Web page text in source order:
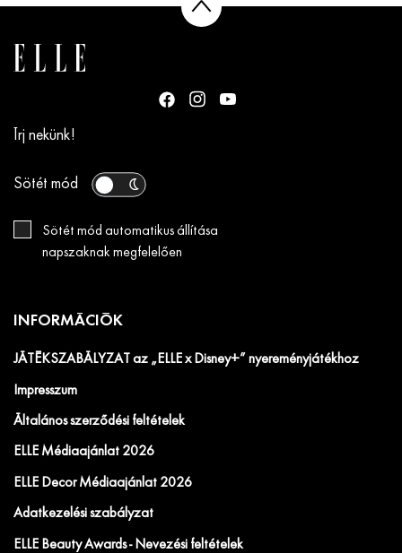
Írj nekünk!
Sötét mód
Sötét mód automatikus állítása
napszaknak megfelelően
INFORMÁCIÓK
JÁTÉKSZABÁLYZAT az „ELLE x Disney+” nyereményjátékhoz
Impresszum
Általános szerződési feltételek
ELLE Médiaajánlat 2026
ELLE Decor Médiaajánlat 2026
Adatkezelési szabályzat
ELLE Beauty Awards - Nevezési feltételek